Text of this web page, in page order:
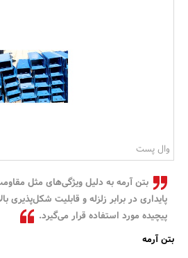
وال پست
بتن آرمه به دلیل ویژگی‌های مثل
پایداری در برابر زلزله و قابلیت شکل‌پذیری
پیچیده مورد استفاده قرار می‌گیرد.
بتن آرمه